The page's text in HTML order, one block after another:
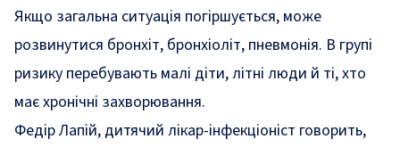
Якщо загальна ситуація погіршується, може
розвинутися бронхіт, бронхіоліт, пневмонія. В групі
ризику перебувають малі діти, літні люди й ті, хто
має хронічні захворювання.
Федір Лапій, дитячий лікар-інфекціоніст говорить,